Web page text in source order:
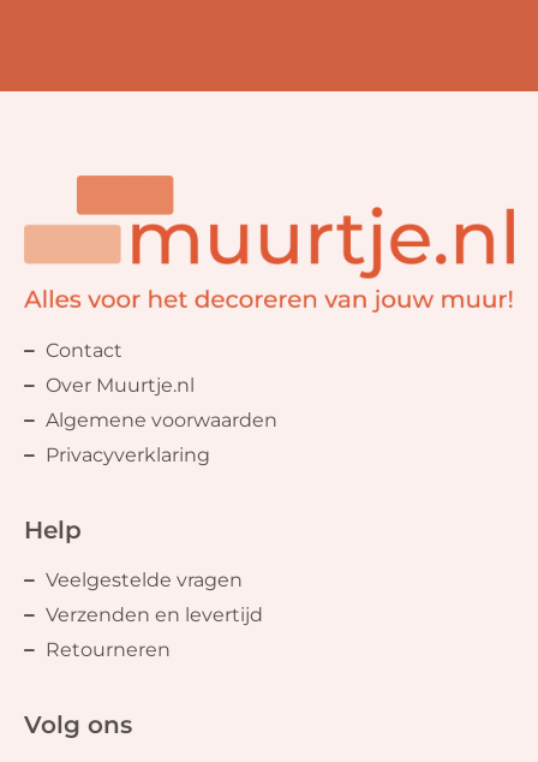
Contact
Over Muurtje.nl
Algemene voorwaarden
Privacyverklaring
Help
Veelgestelde vragen
Verzenden en levertijd
Retourneren
Volg ons